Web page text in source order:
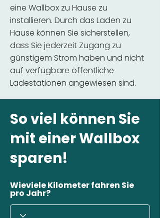
eine Wallbox zu Hause zu
installieren. Durch das Laden zu
Hause können Sie sicherstellen,
dass Sie jederzeit Zugang zu
günstigem Strom haben und nicht
auf verfügbare öffentliche
Ladestationen angewiesen sind.
So viel können Sie
mit einer Wallbox
sparen!
Wieviele Kilometer fahren Sie
pro Jahr?